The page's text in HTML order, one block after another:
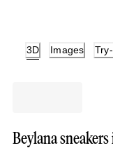
3D Images
Beylana